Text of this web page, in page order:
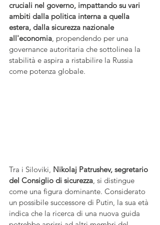
cruciali nel governo, impattando su vari
ambiti dalla politica interna a quella
estera, dalla sicurezza nazionale
all'economia, propendendo per una
governance autoritaria che sottolinea la
stabilità e aspira a ristabilire la Russia
come potenza globale.
Tra i Siloviki, Nikolaj Patrushev, segretario
del Consiglio di sicurezza, si distingue
come una figura dominante. Considerato
un possibile successore di Putin, la sua età
indica che la ricerca di una nuova guida